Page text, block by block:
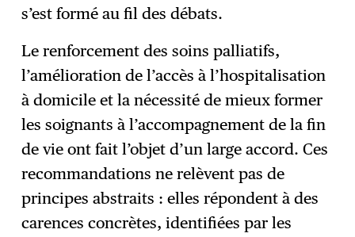
s’est formé au fil des débats.
Le renforcement des soins palliatifs,
l’amélioration de l’accès à l’hospitalisation
à domicile et la nécessité de mieux former
les soignants à l’accompagnement de la fin
de vie ont fait l’objet d’un large accord. Ces
recommandations ne relèvent pas de
principes abstraits : elles répondent à des
carences concrètes, identifiées par les